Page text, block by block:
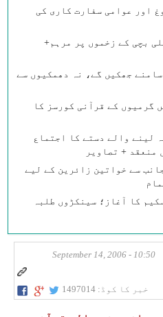
اور عوامی سفارت کاری کی
بچی کے زخموں پر مرہم+
جھکیں گے، نہ دھمکیوں سے
گرمیوں کے قرآنی کورسز کا
لینے والے دستے کا اجتماع
منعقد + تصاویر
سے خواتین زائرین کے لیے
کا آغاز؛ سینکڑوں طلبہ
10:50 - September 14, 2006
خبر کا کوڈ: 1497014